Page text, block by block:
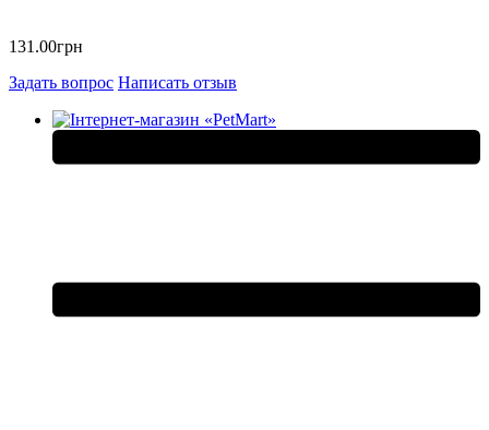
131 .00грн
Задать вопрос Написать отзыв